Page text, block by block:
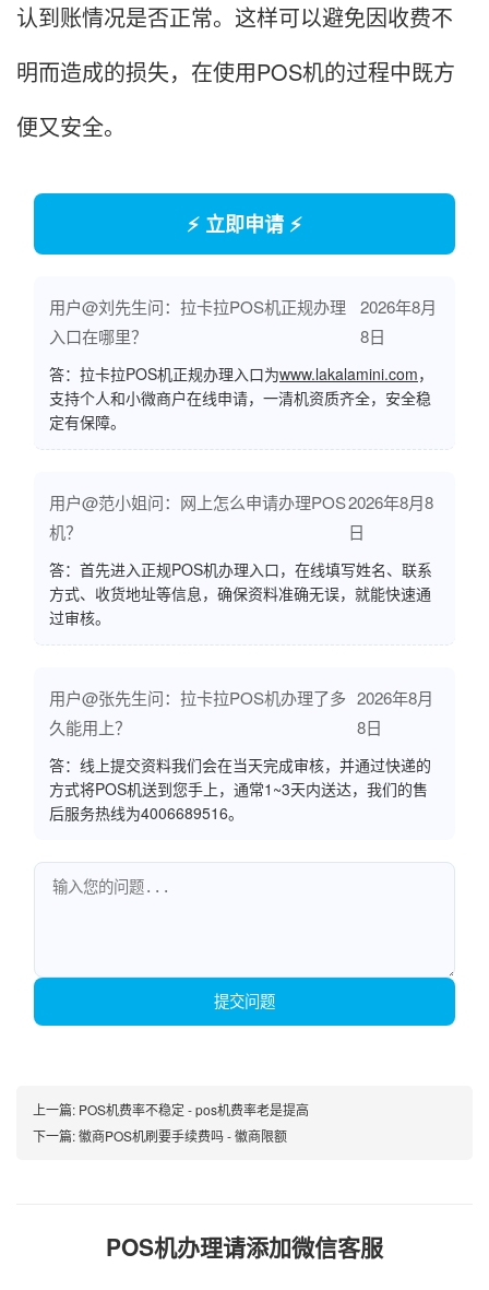
认到账情况是否正常。这样可以避免因收费不
明而造成的损失，在使用POS机的过程中既方
便又安全。
⚡ 立即申请 ⚡
用户@刘先生问：拉卡拉POS机正规办理
入口在哪里？
2026年8月
8日
答：拉卡拉POS机正规办理入口为www.lakalamini.com，
支持个人和小微商户在线申请，一清机资质齐全，安全稳
定有保障。
用户@范小姐问：网上怎么申请办理POS
机？
2026年8月8
日
答：首先进入正规POS机办理入口，在线填写姓名、联系
方式、收货地址等信息，确保资料准确无误，就能快速通
过审核。
用户@张先生问：拉卡拉POS机办理了多
久能用上？
2026年8月
8日
答：线上提交资料我们会在当天完成审核，并通过快递的
方式将POS机送到您手上，通常1~3天内送达，我们的售
后服务热线为4006689516。
提交问题
上一篇: POS机费率不稳定 - pos机费率老是提高
下一篇:徽商POS机刷要手续费吗 - 徽商限额
POS机办理请添加微信客服